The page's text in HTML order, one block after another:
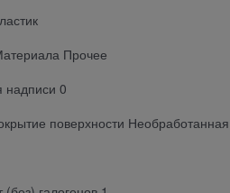
Прочее
0
поверхности